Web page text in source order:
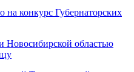
на конкурс Губернаторских
областью